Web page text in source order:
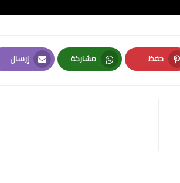
حفظ
Pinterest
مشاركة
Whatsapp
إرسال
Email